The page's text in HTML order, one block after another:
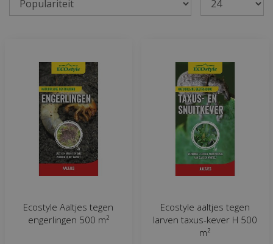
Ecostyle Aaltjes tegen
engerlingen 500 m²
Ecostyle aaltjes tegen
larven taxus-kever H 500
m²